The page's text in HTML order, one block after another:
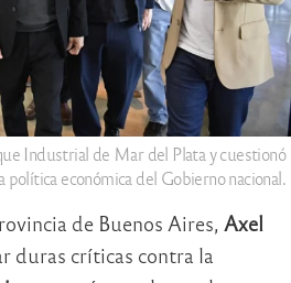
Industrial de Mar del Plata y cuestionó
política económica del Gobierno nacional.
de Buenos Aires, Axel
duras críticas contra la